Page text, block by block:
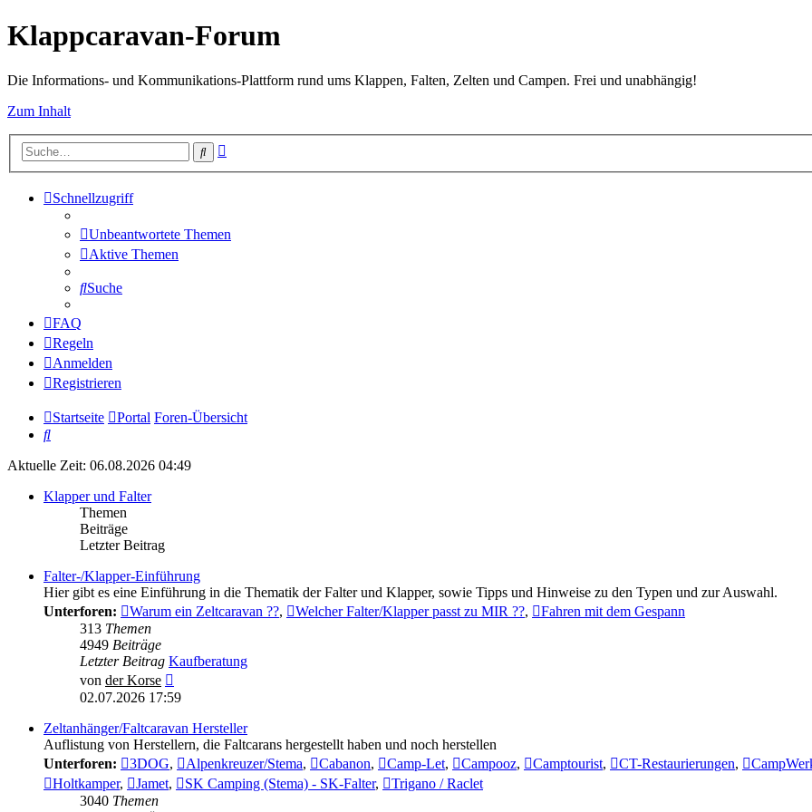
Klappcaravan-Forum
Die Informations- und Kommunikations-Plattform rund ums Klappen, Falten, Zelten und Campen. Frei und unabhängig!
Zum Inhalt
Suche
Schnellzugriff
Unbeantwortete Themen
Aktive Themen
Suche
FAQ
Regeln
Anmelden
Registrieren
Startseite Portal Foren-Übersicht
Suche
Aktuelle Zeit: 06.08.2026 04:49
Klapper und Falter
Themen
Beiträge
Letzter Beitrag
Falter-/Klapper-Einführung
Hier gibt es eine Einführung in die Thematik der Falter und Klapper, sowie Tipps und Hinweise zu den Typen und zur Auswahl.
Unterforen:
Warum ein Zeltcaravan ??, Welcher Falter/Klapper passt zu MIR ??,
Fahren mit dem Gespann
313 Themen
4949 Beiträge
Letzter Beitrag Kaufberatung
von der Korse
Beitrag
02.07.2026 17:59
Zeltanhänger/Faltcaravan Hersteller
Auflistung von Herstellern, die Faltcarans hergestellt haben und noch herstellen
Unterforen:
3DOG, Alpenkreuzer/Stema, Cabanon, Camp-Let, Campooz, Camptourist, CT-Restaurierungen,
Holtkamper, Jamet, SK Camping (Stema) - SK-Falter,
Trigano / Raclet
3040 Themen